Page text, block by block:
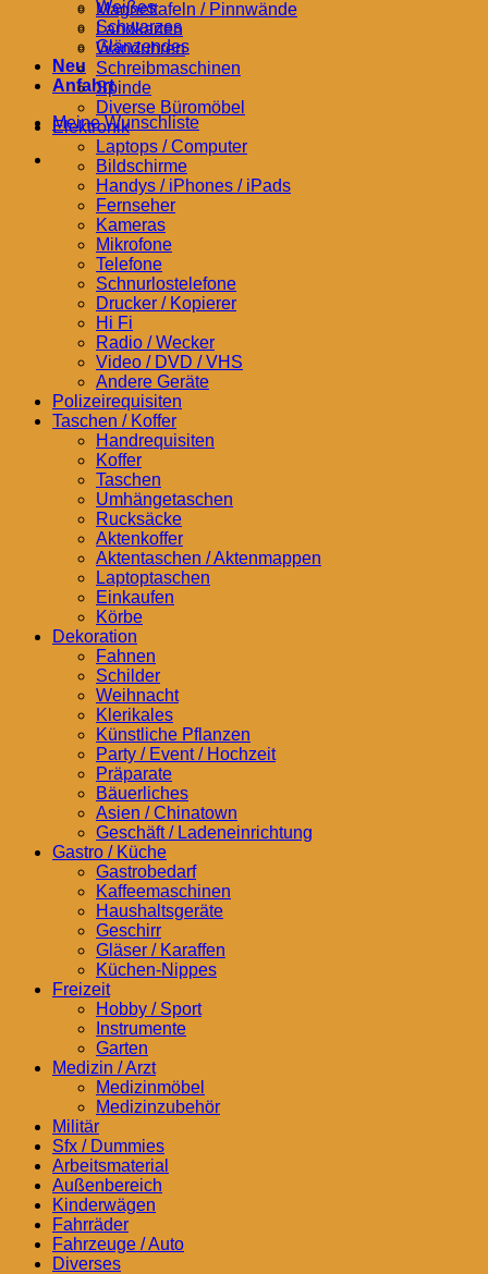
Weißes
Schwarzes
Glänzendes
Neu
Anfahrt
Meine Wunschliste
Magnettafeln / Pinnwände
Landkarten
Wanduhren
Schreibmaschinen
Spinde
Diverse Büromöbel
Elektronik
Laptops / Computer
Bildschirme
Handys / iPhones / iPads
Fernseher
Kameras
Mikrofone
Telefone
Schnurlostelefone
Drucker / Kopierer
Hi Fi
Radio / Wecker
Video / DVD / VHS
Andere Geräte
Polizeirequisiten
Taschen / Koffer
Handrequisiten
Koffer
Taschen
Umhängetaschen
Rucksäcke
Aktenkoffer
Aktentaschen / Aktenmappen
Laptoptaschen
Einkaufen
Körbe
Dekoration
Fahnen
Schilder
Weihnacht
Klerikales
Künstliche Pflanzen
Party / Event / Hochzeit
Präparate
Bäuerliches
Asien / Chinatown
Geschäft / Ladeneinrichtung
Gastro / Küche
Gastrobedarf
Kaffeemaschinen
Haushaltsgeräte
Geschirr
Gläser / Karaffen
Küchen-Nippes
Freizeit
Hobby / Sport
Instrumente
Garten
Medizin / Arzt
Medizinmöbel
Medizinzubehör
Militär
Sfx / Dummies
Arbeitsmaterial
Außenbereich
Kinderwägen
Fahrräder
Fahrzeuge / Auto
Diverses